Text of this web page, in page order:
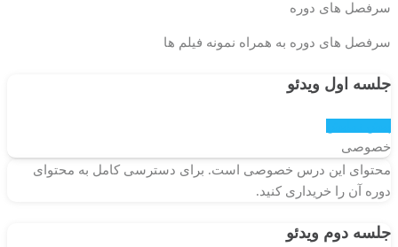
سرفصل های دوره
سرفصل های دوره به همراه نمونه فیلم ها
جلسه اول ویدئو
خصوصی
محتوای این درس خصوصی است. برای دسترسی کامل به محتوای
دوره آن را خریداری کنید.
جلسه دوم ویدئو